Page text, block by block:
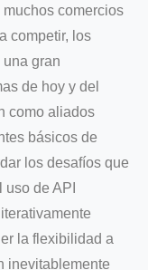
comercios
competir, los
gran
de hoy y del
como aliados
básicos de
los desafíos que
de API
la flexibilidad a
inevitablemente